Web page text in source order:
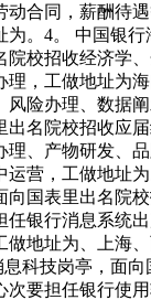
动合同，薪酬待
为。4。 中国银
院校招收经济学
理，工做地址为
风险办理、数据
出名院校招收应
理、产物研发、
运营，工做地址
向国表里出名院
任银行消息系统
做地址为、上海
科技岗亭，面
次要担任银行使